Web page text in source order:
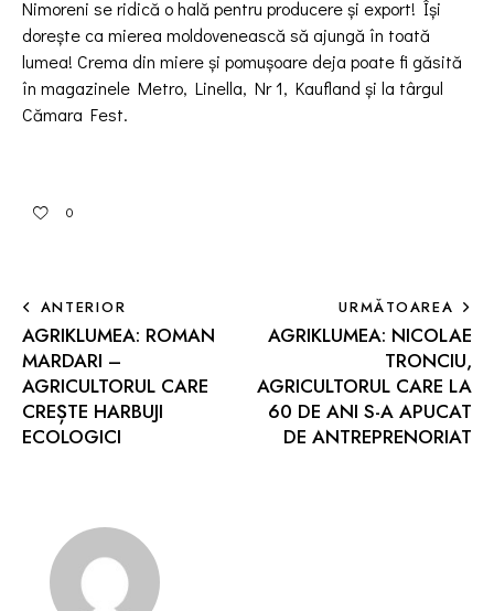
Nimoreni se ridică o hală pentru producere și export! Își
dorește ca mierea moldovenească să ajungă în toată
lumea! Crema din miere și pomușoare deja poate fi găsită
în magazinele Metro, Linella, Nr 1, Kaufland și la târgul
Cămara Fest.
0
ANTERIOR
AGRIKLUMEA: ROMAN
MARDARI –
AGRICULTORUL CARE
CREȘTE HARBUJI
ECOLOGICI
URMĂTOAREA
AGRIKLUMEA: NICOLAE
TRONCIU,
AGRICULTORUL CARE LA
60 DE ANI S-A APUCAT
DE ANTREPRENORIAT